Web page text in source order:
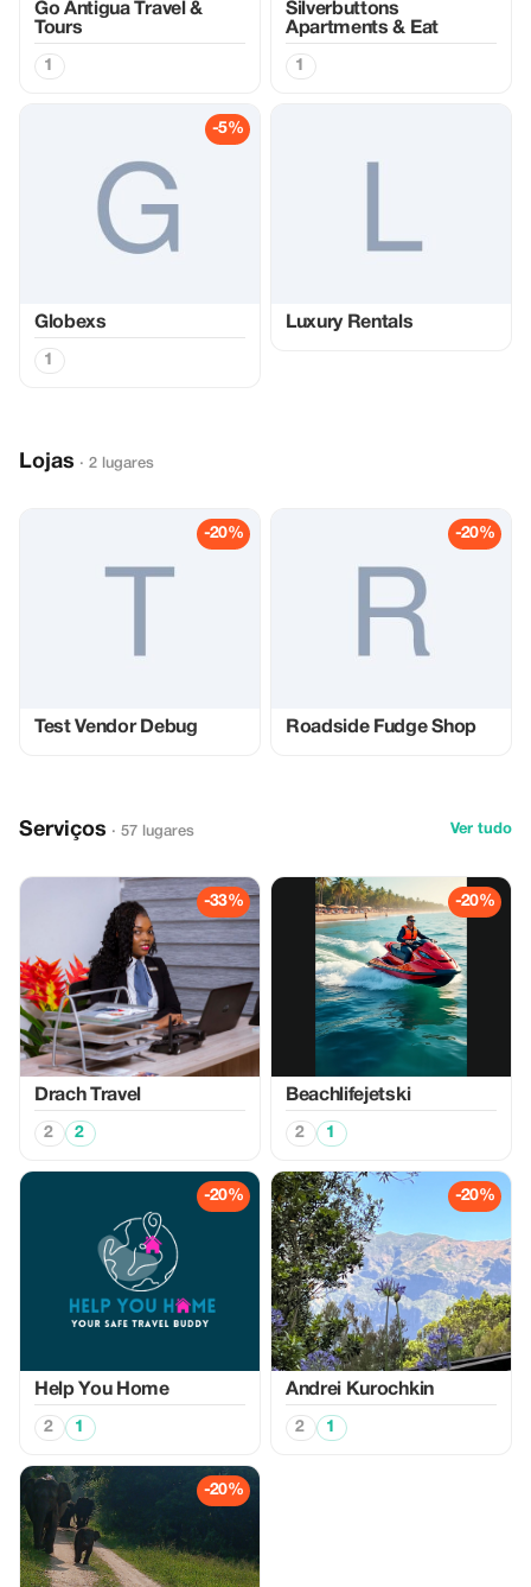
Go Antigua Travel &
Tours
1
Silverbuttons
Apartments & Eat
1
-5%
Globexs
1
Luxury Rentals
Lojas · 2 lugares
-20%
Test Vendor Debug
-20%
Roadside Fudge Shop
Serviços · 57 lugares Ver tudo
-33%
Drach Travel
2 2
-20%
Beachlifejetski
2 1
-20%
Help You Home
2 1
-20%
Аndrei Kurochkin
2 1
-20%